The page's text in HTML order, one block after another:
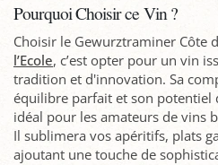
Pourquoi Choisir ce Vin ?
Choisir le Gewurztraminer Côte
l’Ecole, c’est opter pour un vin
tradition et d'innovation. Sa
équilibre parfait et son potentiel
idéal pour les amateurs de vins
Il sublimera vos apéritifs, plats
ajoutant une touche de